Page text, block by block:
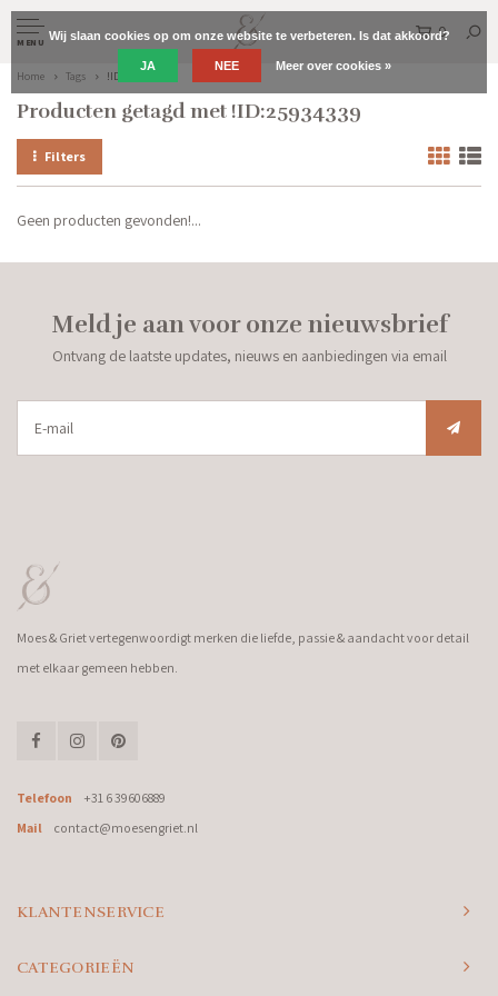
MENU
0
Home Tags !ID:25934339
Producten getagd met !ID:25934339
Filters
Geen producten gevonden!...
Meld je aan voor onze nieuwsbrief
Ontvang de laatste updates, nieuws en aanbiedingen via email
Moes & Griet vertegenwoordigt merken die liefde, passie & aandacht voor detail
met elkaar gemeen hebben.
Telefoon
+31 6 39606889
Mail
contact@moesengriet.nl
KLANTENSERVICE
CATEGORIEËN
Wij slaan cookies op om onze website te verbeteren. Is dat akkoord?
JA NEE Meer over cookies »